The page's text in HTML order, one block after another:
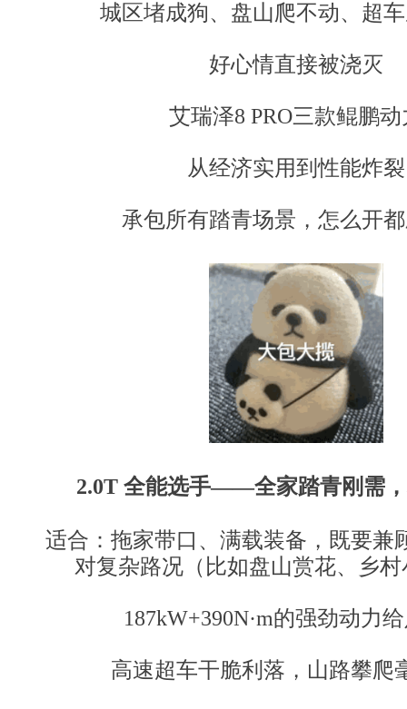
城区堵成狗、盘山爬不动、超
好心情直接被浇灭
艾瑞泽8 PRO三款鲲鹏动
从经济实用到性能炸裂
承包所有踏青场景，怎么开
2.0T 全能选手——全家踏青刚需
适合：拖家带口、满载装备，既要兼
对复杂路况（比如盘山赏花、乡
187kW+390N·m的强劲动力
高速超车干脆利落，山路攀爬